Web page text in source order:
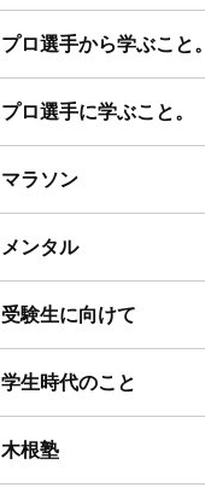
プロ選手から学ぶこと。
プロ選手に学ぶこと。
マラソン
メンタル
受験生に向けて
学生時代のこと
木根塾